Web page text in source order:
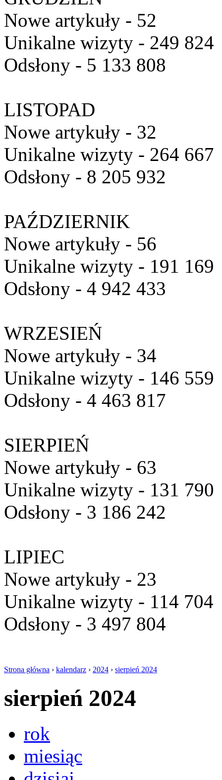
Nowe artykuły - 52
Unikalne wizyty - 249 824
Odsłony - 5 133 808
LISTOPAD
Nowe artykuły - 32
Unikalne wizyty - 264 667
Odsłony - 8 205 932
PAŹDZIERNIK
Nowe artykuły - 56
Unikalne wizyty - 191 169
Odsłony - 4 942 433
WRZESIEŃ
Nowe artykuły - 34
Unikalne wizyty - 146 559
Odsłony - 4 463 817
SIERPIEŃ
Nowe artykuły - 63
Unikalne wizyty - 131 790
Odsłony - 3 186 242
LIPIEC
Nowe artykuły - 23
Unikalne wizyty - 114 704
Odsłony - 3 497 804
Strona główna › kalendarz › 2024 › sierpień 2024
sierpień 2024
rok
miesiąc